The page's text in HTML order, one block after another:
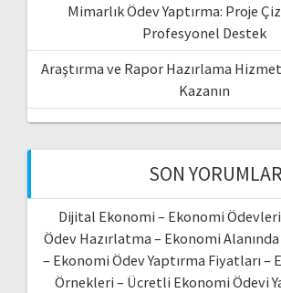
Mimarlık Ödev Yaptırma: Proje
Profesyonel Destek
Araştırma ve Rapor Hazırlama
Kazanın
SON YORUMLAR
Dijital Ekonomi – Ekonomi
Ödev Hazırlatma – Ekonomi Alanında
– Ekonomi Ödev Yaptırma Fiyatları –
Örnekleri – Ücretli Ekonomi Ödevi